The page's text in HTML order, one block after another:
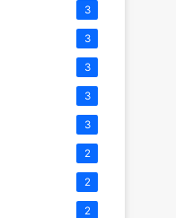
3
3
3
3
3
2
2
2